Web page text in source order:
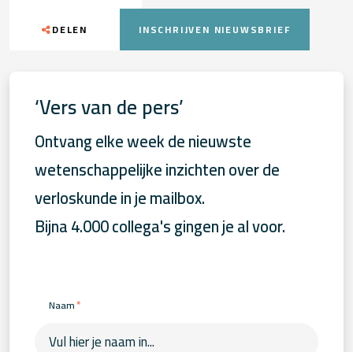
DELEN INSCHRIJVEN NIEUWSBRIEF
‘Vers van de pers’
Ontvang elke week de nieuwste
wetenschappelijke inzichten over de
verloskunde in je mailbox.
Bijna 4.000 collega's gingen je al voor.
Naam*